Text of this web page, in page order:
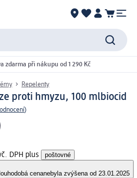
zdarma při nákupu od 1 290 Kč
Repelenty
proti hmyzu, 100 mlbiocid
)
DPH plus poštovné
cenanebyla zvýšena od 23.01.2025